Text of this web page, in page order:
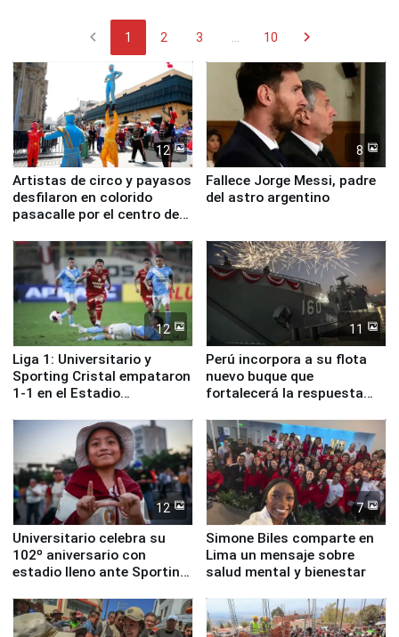
chevron_left 1 2 3 10 chevron_right
12
Artistas de circo y payasos
desfilaron en colorido
pasacalle por el centro de
8
Fallece Jorge Messi, padre
del astro argentino
12
Liga 1: Universitario y
Sporting Cristal empataron
1-1 en el Estadio
11
Perú incorpora a su flota
nuevo buque que
fortalecerá la respuesta
12
Universitario celebra su
102º aniversario con
estadio lleno ante Sporting
7
Simone Biles comparte en
Lima un mensaje sobre
salud mental y bienestar